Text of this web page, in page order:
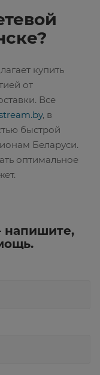
купить
от
Все
, в
быстрой
Беларуси.
оптимальное
напишите,